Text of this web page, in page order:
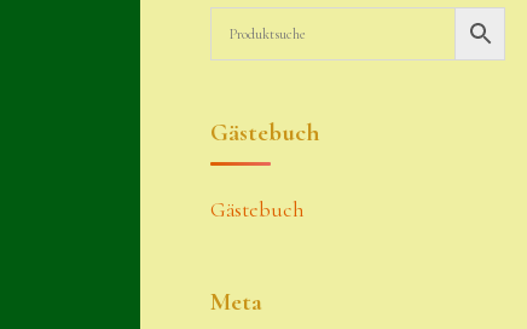
Gästebuch
Gästebuch
Meta